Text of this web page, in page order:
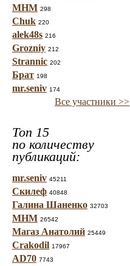
МНМ 298
Chuk 220
alek48s 216
Grozniy 212
Strannic 202
Брат 198
mr.seniv 174
Все участники >>
Топ 15
по количеству
публикаций:
mr.seniv 45211
Скилеф 40848
Галина Шаненко 32703
МНМ 26542
Магаз Анатолий 25449
Crakodil 17967
AD70 7743